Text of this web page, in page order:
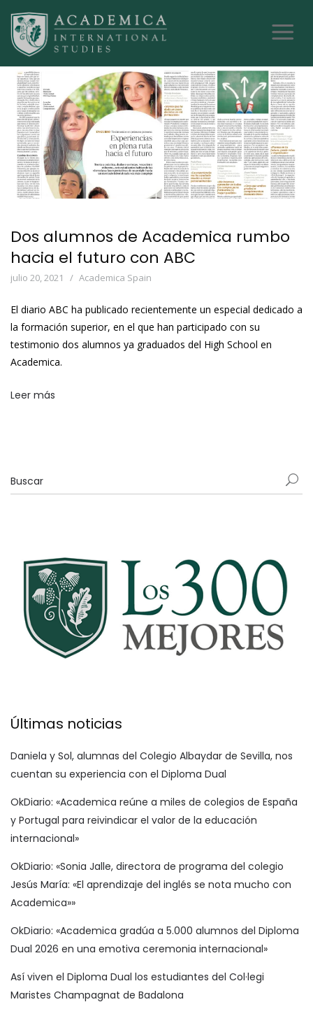
Dos alumnos de Academica rumbo
hacia el futuro con ABC
julio 20, 2021 Academica Spain
El diario ABC ha publicado recientemente un especial dedicado a
la formación superior, en el que han participado con su
testimonio dos alumnos ya graduados del High School en
Academica.
Leer más
Últimas noticias
Daniela y Sol, alumnas del Colegio Albaydar de Sevilla, nos
cuentan su experiencia con el Diploma Dual
OkDiario: «Academica reúne a miles de colegios de España
y Portugal para reivindicar el valor de la educación
internacional»
OkDiario: «Sonia Jalle, directora de programa del colegio
Jesús María: «El aprendizaje del inglés se nota mucho con
Academica»»
OkDiario: «Academica gradúa a 5.000 alumnos del Diploma
Dual 2026 en una emotiva ceremonia internacional»
Así viven el Diploma Dual los estudiantes del Col·legi
Maristes Champagnat de Badalona